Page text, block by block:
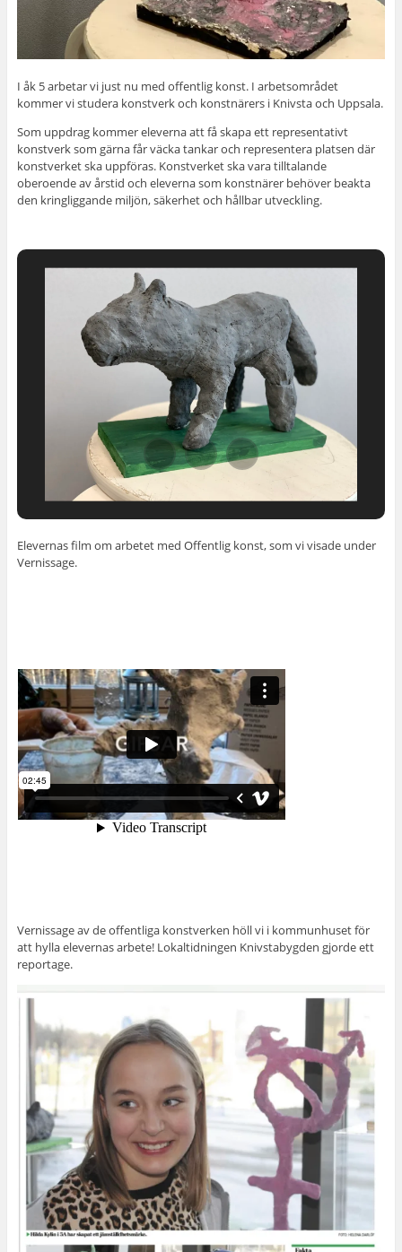
I åk 5 arbetar vi just nu med offentlig konst. I arbetsområdet
kommer vi studera konstverk och konstnärers i Knivsta och Uppsala.
Som uppdrag kommer eleverna att få skapa ett representativt
konstverk som gärna får väcka tankar och representera platsen där
konstverket ska uppföras. Konstverket ska vara tilltalande
oberoende av årstid och eleverna som konstnärer behöver beakta
den kringliggande miljön, säkerhet och hållbar utveckling.
Elevernas film om arbetet med Offentlig konst, som vi visade under
Vernissage.
Vernissage av de offentliga konstverken höll vi i kommunhuset för
att hylla elevernas arbete! Lokaltidningen Knivstabygden gjorde ett
reportage.